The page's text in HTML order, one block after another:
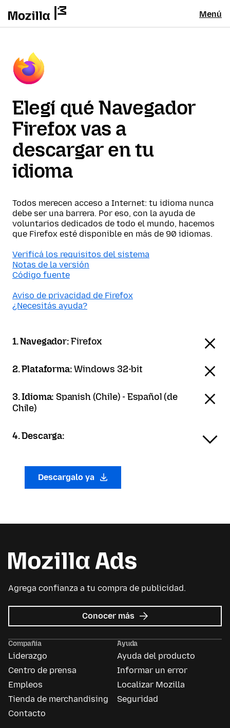
Menú
Elegí qué Navegador
Firefox vas a
descargar en tu
idioma
Todos merecen acceso a Internet: tu idioma nunca
debe ser una barrera. Por eso, con la ayuda de
voluntarios dedicados de todo el mundo, hacemos
que Firefox esté disponible en más de 90 idiomas.
Verificá los requisitos del sistema
Notas de la versión
Código fuente
Aviso de privacidad de Firefox
¿Necesitás ayuda?
1. Navegador:Firefox
2. Plataforma:Windows 32-bit
3. Idioma: Spanish (Chile) - Español (de
Chile)
4. Descarga:
Descargalo ya
Agrega confianza a tu compra de publicidad.
Conocer más sobre
Mozilla
Compañía
Liderazgo
Centro de prensa
Empleos
Tienda de merchandising
Contacto
Ayuda
Ayuda del producto
Informar un error
Localizar Mozilla
Seguridad